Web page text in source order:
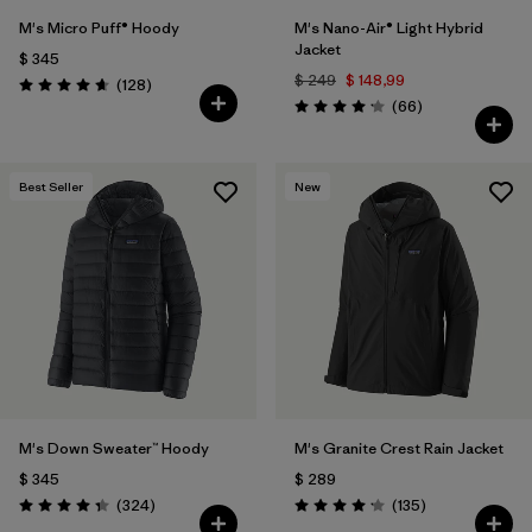
M's Micro Puff® Hoody
$ 345
Valoración: 4.6 / 5
(128Comentarios
)
M's Nano-Air® Light Hybrid
Jacket
$ 249 $ 148,99
Valoración: 4.2 / 5
(66Comentarios
)
Best Seller
M's Down Sweater™ Hoody
$ 345
Valoración: 4.4 / 5
(324Comentarios
)
New
M's Granite Crest Rain Jacket
$ 289
Valoración: 4.2 / 5
(135Comentarios
)